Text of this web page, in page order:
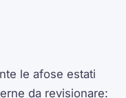
le afose estati
da revisionare: